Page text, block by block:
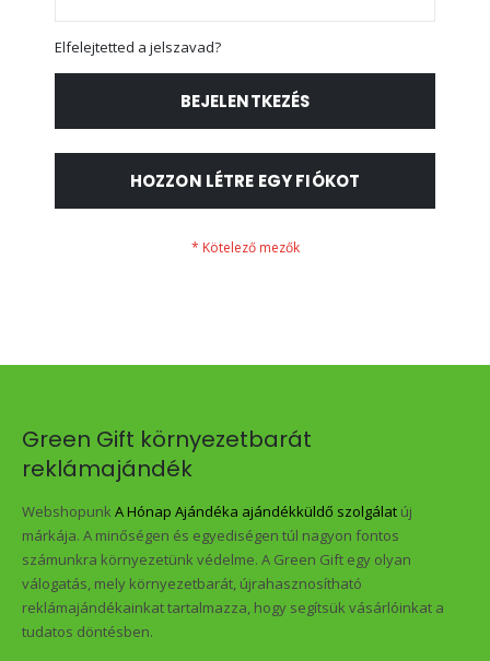
Elfelejtetted a jelszavad?
BEJELENTKEZÉS
HOZZON LÉTRE EGY FIÓKOT
Green Gift környezetbarát
reklámajándék
Webshopunk A Hónap Ajándéka ajándékküldő szolgálat új
márkája. A minőségen és egyediségen túl nagyon fontos
számunkra környezetünk védelme. A Green Gift egy olyan
válogatás, mely környezetbarát, újrahasznosítható
reklámajándékainkat tartalmazza, hogy segítsük vásárlóinkat a
tudatos döntésben.